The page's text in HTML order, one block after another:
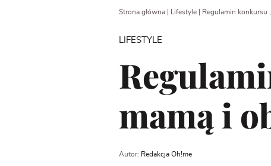
Strona główna| Lifestyle| Regulamin konkursu
LIFESTYLE
mamą i
Autor: Redakcja Oh!me